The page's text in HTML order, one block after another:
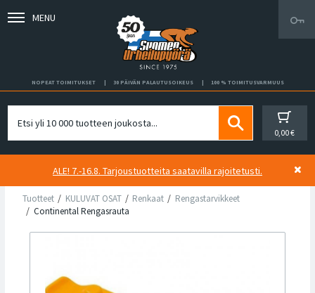
MENU
NOPEAT TOIMITUKSET 30 PÄIVÄN PALAUTUSOIKEUS 100 % TOIMITUSVARMUUS
0,00 €
ALE! 7.-16.8. Tarjoustuotteita saatavilla rajoitetusti.
Tuotteet KULUVAT OSAT Renkaat
Rengastarvikkeet
Continental Rengasrauta